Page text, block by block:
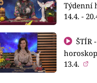
Týdenní
14.4. -
ŠTÍR - Týdenní
13.4.